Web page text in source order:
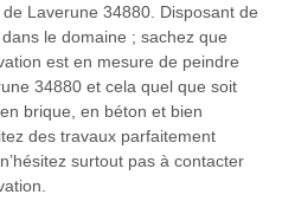
Laverune 34880. Disposant de
le domaine ; sachez que
est en mesure de peindre
34880 et cela quel que soit
brique, en béton et bien
des travaux parfaitement
surtout pas à contacter